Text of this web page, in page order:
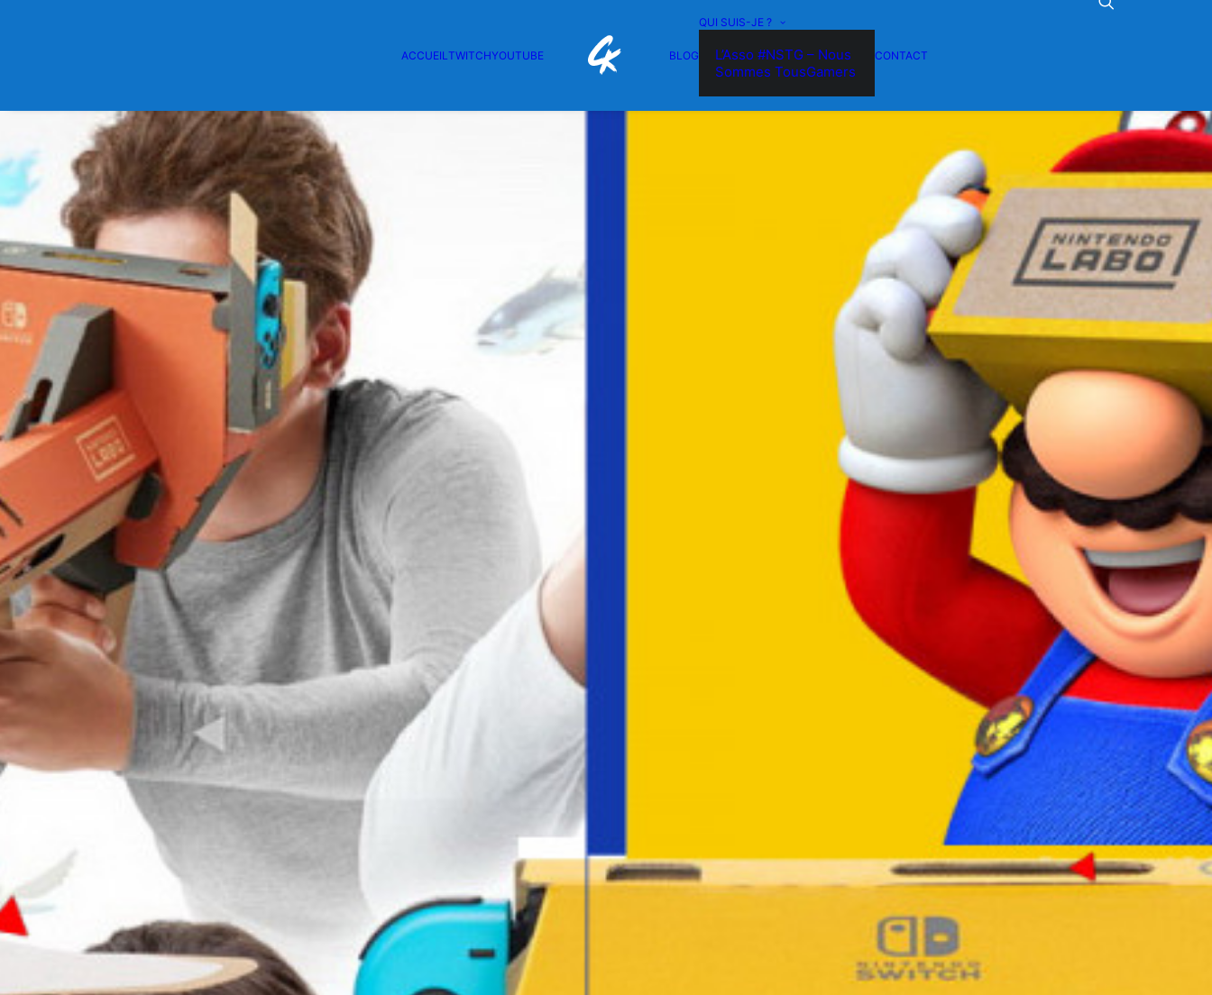
ACCUEILTWITCHYOUTUBE BLOG
QUI SUIS-JE ?
L’Asso #NSTG – Nous
Sommes TousGamers
CONTACT